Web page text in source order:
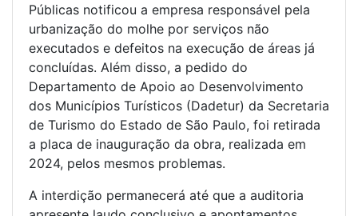
Públicas notificou a empresa responsável pela
urbanização do molhe por serviços não
executados e defeitos na execução de áreas já
concluídas. Além disso, a pedido do
Departamento de Apoio ao Desenvolvimento
dos Municípios Turísticos (Dadetur) da Secretaria
de Turismo do Estado de São Paulo, foi retirada
a placa de inauguração da obra, realizada em
2024, pelos mesmos problemas.
A interdição permanecerá até que a auditoria